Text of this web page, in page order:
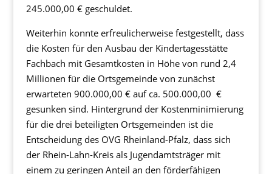
245.000,00 € geschuldet.
Weiterhin konnte erfreulicherweise festgestellt, dass
die Kosten für den Ausbau der Kindertagesstätte
Fachbach mit Gesamtkosten in Höhe von rund 2,4
Millionen für die Ortsgemeinde von zunächst
erwarteten 900.000,00 € auf ca. 500.000,00 €
gesunken sind. Hintergrund der Kostenminimierung
für die drei beteiligten Ortsgemeinden ist die
Entscheidung des OVG Rheinland-Pfalz, dass sich
der Rhein-Lahn-Kreis als Jugendamtsträger mit
einem zu geringen Anteil an den förderfähigen